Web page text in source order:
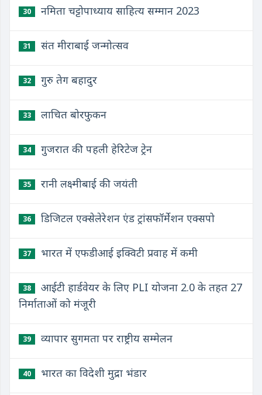
30 नमिता चट्टोपाध्याय साहित्य सम्मान 2023
31 संत मीराबाई जन्मोत्सव
32 गुरु तेग बहादुर
33 लाचित बोरफुकन
34 गुजरात की पहली हेरिटेज ट्रेन
35 रानी लक्ष्मीबाई की जयंती
36 डिजिटल एक्सेलेरेशन एंड ट्रांसफॉर्मेशन एक्सपो
37 भारत में एफडीआई इक्विटी प्रवाह में कमी
38
आईटी हार्डवेयर के लिए PLI योजना 2.0 के तहत 27
निर्माताओं को मंजूरी
39 व्यापार सुगमता पर राष्ट्रीय सम्मेलन
40 भारत का विदेशी मुद्रा भंडार